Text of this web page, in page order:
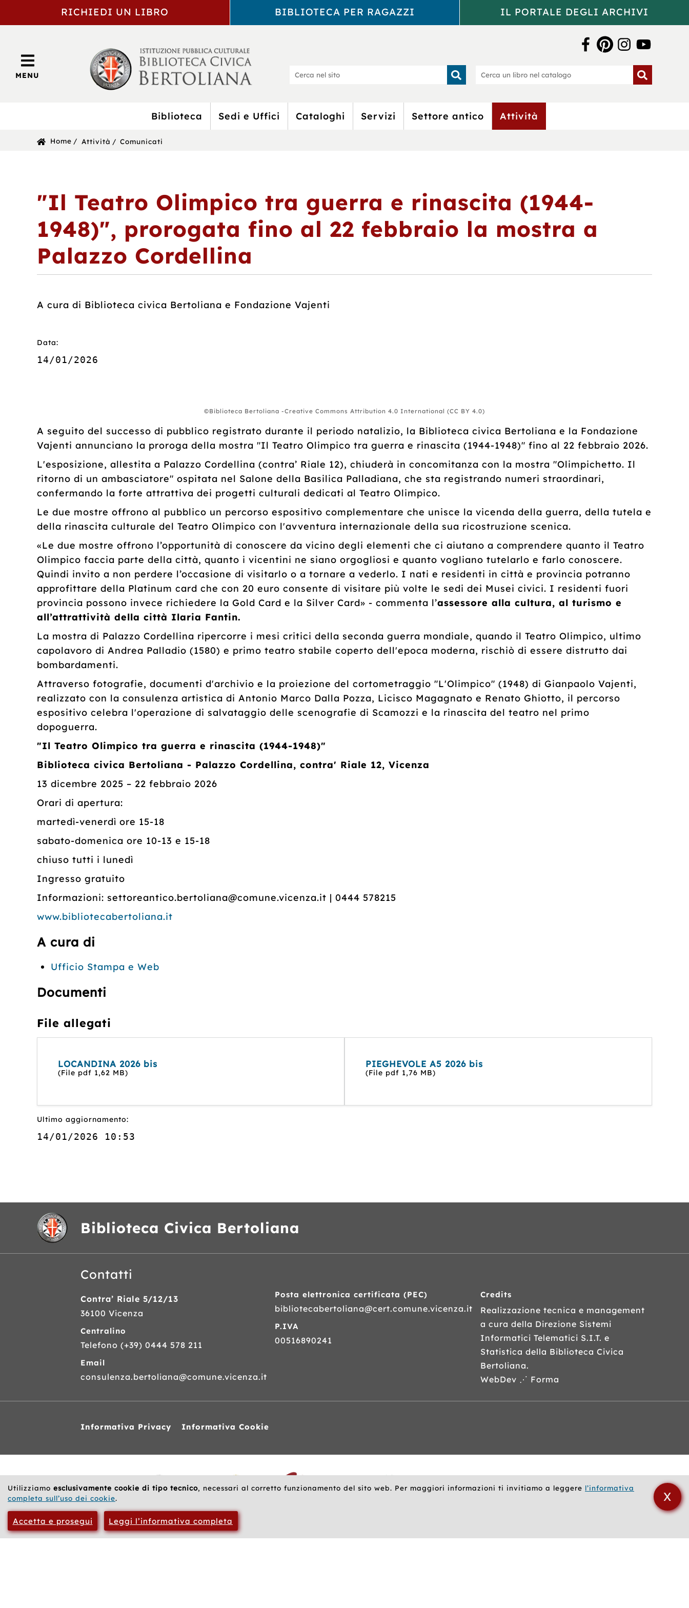
Utilizziamo esclusivamente cookie di tipo tecnico, necessari al corretto funzionamento del sito web. Per maggiori informazioni ti invitiamo a leggere l’informativa
completa sull’uso dei cookie.
Accetta e prosegui Leggi l’informativa completa
X
BIBLIOTECA
RICHIEDI UN LIBRO BIBLIOTECA PER RAGAZZI IL PORTALE DEGLI ARCHIVI
MENU
Biblioteca Civica Bertoliana
Cerca
nel
Cerca
un
Biblioteca Sedi e Uffici Cataloghi Servizi Settore antico Attività
Sei Home Attività Comunicati
"Il Teatro Olimpico tra guerra e rinascita (1944-
1948)", prorogata fino al 22 febbraio la mostra a
Palazzo Cordellina
A cura di Biblioteca civica Bertoliana e Fondazione Vajenti
Data:
14/01/2026
©Biblioteca Bertoliana -Creative Commons Attribution 4.0 International (CC BY 4.0)
A seguito del successo di pubblico registrato durante il periodo natalizio, la Biblioteca civica Bertoliana e la Fondazione
Vajenti annunciano la proroga della mostra "Il Teatro Olimpico tra guerra e rinascita (1944-1948)" fino al 22 febbraio 2026.
L'esposizione, allestita a Palazzo Cordellina (contra’ Riale 12), chiuderà in concomitanza con la mostra "Olimpichetto. Il
ritorno di un ambasciatore" ospitata nel Salone della Basilica Palladiana, che sta registrando numeri straordinari,
confermando la forte attrattiva dei progetti culturali dedicati al Teatro Olimpico.
Le due mostre offrono al pubblico un percorso espositivo complementare che unisce la vicenda della guerra, della tutela e
della rinascita culturale del Teatro Olimpico con l'avventura internazionale della sua ricostruzione scenica.
«Le due mostre offrono l’opportunità di conoscere da vicino degli elementi che ci aiutano a comprendere quanto il Teatro
Olimpico faccia parte della città, quanto i vicentini ne siano orgogliosi e quanto vogliano tutelarlo e farlo conoscere.
Quindi invito a non perdere l’occasione di visitarlo o a tornare a vederlo. I nati e residenti in città e provincia potranno
approfittare della Platinum card che con 20 euro consente di visitare più volte le sedi dei Musei civici. I residenti fuori
provincia possono invece richiedere la Gold Card e la Silver Card» - commenta l’assessore alla cultura, al turismo e
all’attrattività della città Ilaria Fantin.
La mostra di Palazzo Cordellina ripercorre i mesi critici della seconda guerra mondiale, quando il Teatro Olimpico, ultimo
capolavoro di Andrea Palladio (1580) e primo teatro stabile coperto dell'epoca moderna, rischiò di essere distrutto dai
bombardamenti.
Attraverso fotografie, documenti d'archivio e la proiezione del cortometraggio "L'Olimpico" (1948) di Gianpaolo Vajenti,
realizzato con la consulenza artistica di Antonio Marco Dalla Pozza, Licisco Magagnato e Renato Ghiotto, il percorso
espositivo celebra l'operazione di salvataggio delle scenografie di Scamozzi e la rinascita del teatro nel primo
dopoguerra.
"Il Teatro Olimpico tra guerra e rinascita (1944-1948)"
Biblioteca civica Bertoliana - Palazzo Cordellina, contra' Riale 12, Vicenza
13 dicembre 2025 – 22 febbraio 2026
Orari di apertura:
martedì-venerdì ore 15-18
sabato-domenica ore 10-13 e 15-18
chiuso tutti i lunedì
Ingresso gratuito
Informazioni: settoreantico.bertoliana@comune.vicenza.it | 0444 578215
www.bibliotecabertoliana.it
A cura di
Ufficio Stampa e Web
Documenti
File allegati
LOCANDINA 2026 bis
(File pdf 1,62 MB)
PIEGHEVOLE A5 2026 bis
(File pdf 1,76 MB)
Ultimo aggiornamento:
14/01/2026 10:53
Biblioteca Civica Bertoliana
Contatti
Contra’ Riale 5/12/13
36100 Vicenza
Centralino
Telefono (+39) 0444 578 211
Email
consulenza.bertoliana@comune.vicenza.it
Posta elettronica certificata (PEC)
bibliotecabertoliana@cert.comune.vicenza.it
P.IVA
00516890241
Credits
Realizzazione tecnica e management
a cura della Direzione Sistemi
Informatici Telematici S.I.T. e
Statistica della Biblioteca Civica
Bertoliana.
WebDev ⋰ Forma
Informativa Privacy Informativa Cookie
web
correlati